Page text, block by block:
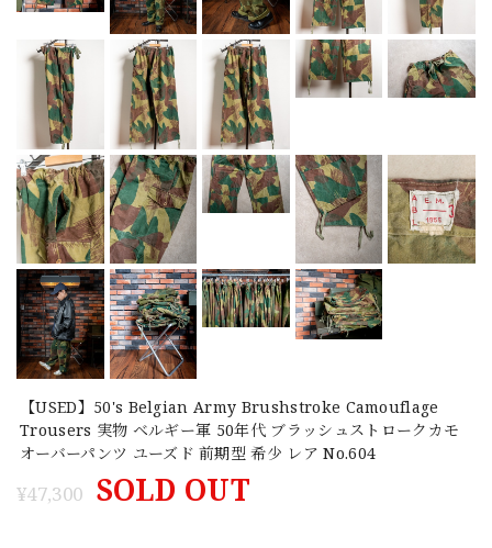
【USED】50's Belgian Army Brushstroke Camouflage
Trousers 実物 ベルギー軍 50年代 ブラッシュストロークカモ
オーバーパンツ ユーズド 前期型 希少 レア No.604
¥47,300 SOLD OUT